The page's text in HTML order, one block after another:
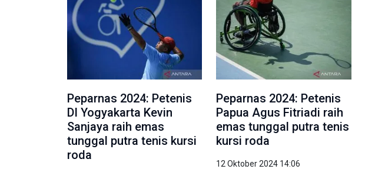
Peparnas 2024: Petenis
DI Yogyakarta Kevin
Sanjaya raih emas
tunggal putra tenis kursi
roda
Peparnas 2024: Petenis
Papua Agus Fitriadi raih
emas tunggal putra tenis
kursi roda
12 Oktober 2024 14:06